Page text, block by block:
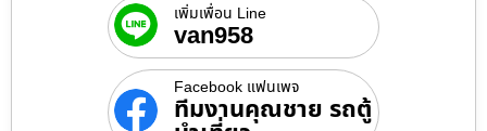
เพิ่มเพื่อน Line
van958
Facebook แฟนเพจ
ทีมงานคุณชาย รถตู้